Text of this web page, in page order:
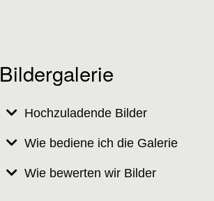
Bildergalerie
Hochzuladende Bilder
Wie bediene ich die Galerie
Wie bewerten wir Bilder